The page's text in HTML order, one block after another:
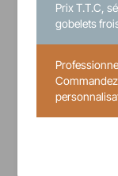
Prix T.T.C,
gobelets